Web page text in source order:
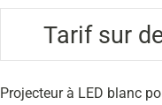
Tarif sur
Projecteur à LED blanc